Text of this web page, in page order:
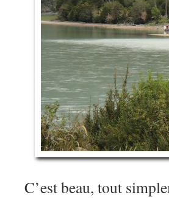
C’est beau, tout